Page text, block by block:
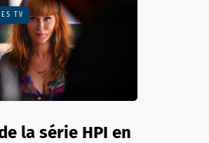
TV
la série HPI en